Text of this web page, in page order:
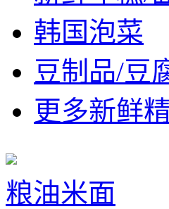
韩国泡菜
豆制品/豆
更多新鲜
粮油米面